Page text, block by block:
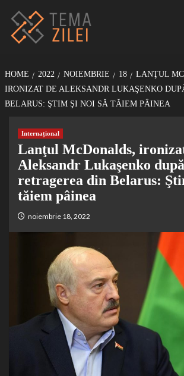
conținut
HOME 2022 NOIEMBRIE 18
LANŢUL
IRONIZAT DE ALEKSANDR LUKAŞENKO
BELARUS: ŞTIM ŞI NOI SĂ TĂIEM PÂINEA
Internațional
Lanţul McDonalds,
Aleksandr Lukaşenko după
retragerea din Belarus:
tăiem pâinea
noiembrie 18, 2022